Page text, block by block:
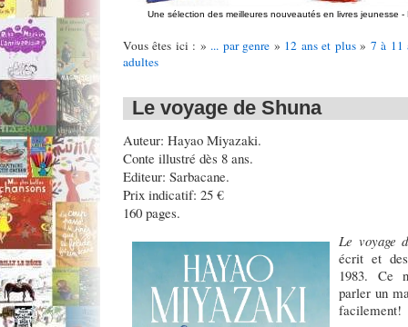
Une sélection des meilleures nouveautés en livres jeunesse -
Vous êtes ici : » ... par genre » 12 ans et plus» 7 à 11
adultes
Le voyage de Shuna
Auteur: Hayao Miyazaki.
Conte illustré dès 8 ans.
Editeur: Sarbacane.
Prix indicatif: 25 €
160 pages.
Le voyage
écrit et
1983. Ce
parler un
facilement!